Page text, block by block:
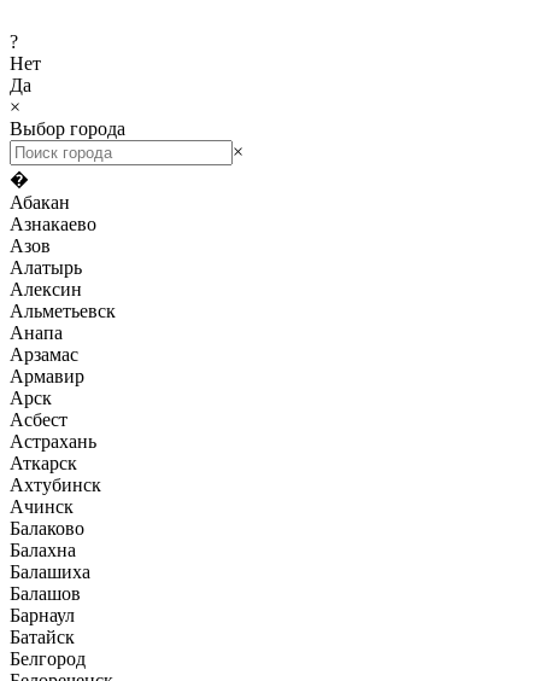
?
Нет
Да
×
Выбор города
×
�
Абакан
Азнакаево
Азов
Алатырь
Алексин
Альметьевск
Анапа
Арзамас
Армавир
Арск
Асбест
Астрахань
Аткарск
Ахтубинск
Ачинск
Балаково
Балахна
Балашиха
Балашов
Барнаул
Батайск
Белгород